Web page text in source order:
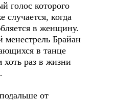
голос которого
случается, когда
в женщину.
менестрель Брайан
в танце
раз в жизни
от